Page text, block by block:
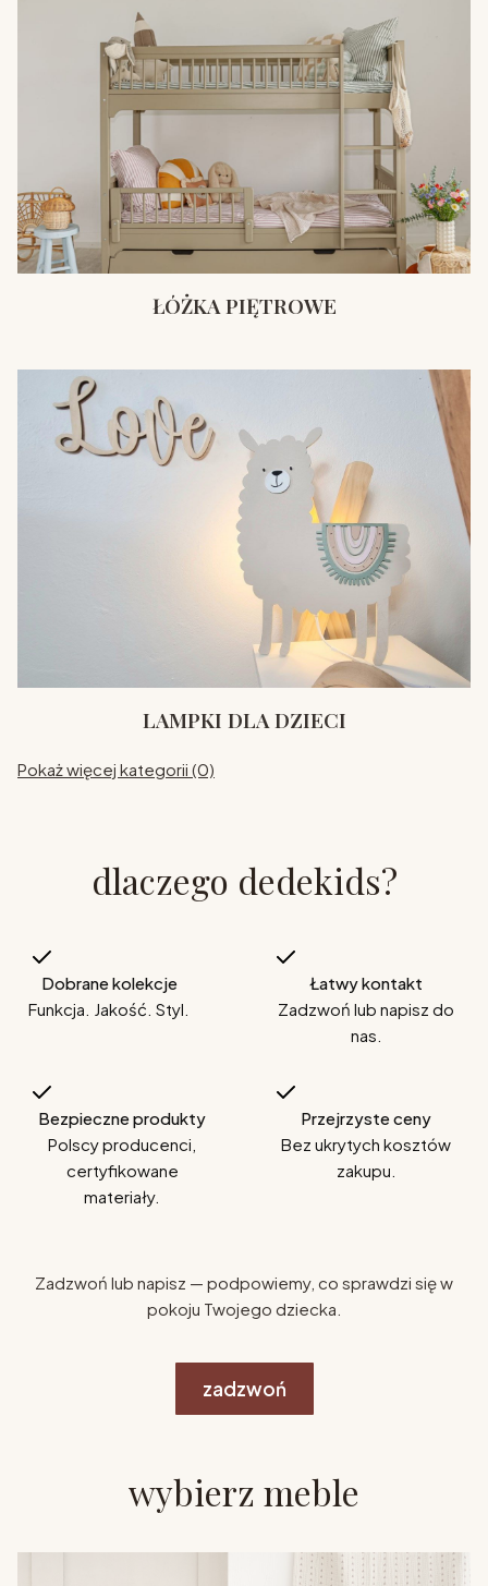
ŁÓŻKA PIĘTROWE
LAMPKI DLA DZIECI
Pokaż więcej kategorii (0)
dlaczego dedekids?
Dobrane kolekcje
Funkcja. Jakość. Styl.
Łatwy kontakt
Zadzwoń lub napisz do
nas.
Bezpieczne produkty
Polscy producenci,
certyfikowane
materiały.
Przejrzyste ceny
Bez ukrytych kosztów
zakupu.
Zadzwoń lub napisz — podpowiemy, co sprawdzi się w
pokoju Twojego dziecka.
zadzwoń
wybierz meble